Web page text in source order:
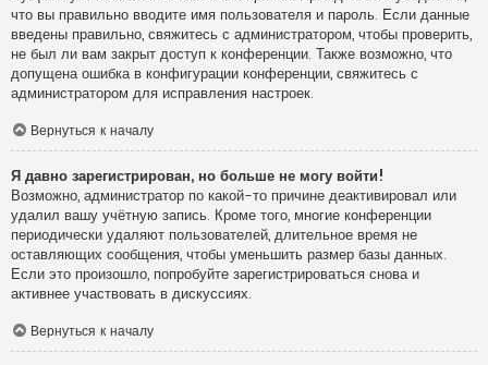
что вы правильно вводите имя пользователя и пароль. Если данные
введены правильно, свяжитесь с администратором, чтобы проверить,
не был ли вам закрыт доступ к конференции. Также возможно, что
допущена ошибка в конфигурации конференции, свяжитесь с
администратором для исправления настроек.
Вернуться к началу
Я давно зарегистрирован, но больше не могу войти!
Возможно, администратор по какой-то причине деактивировал или
удалил вашу учётную запись. Кроме того, многие конференции
периодически удаляют пользователей, длительное время не
оставляющих сообщения, чтобы уменьшить размер базы данных.
Если это произошло, попробуйте зарегистрироваться снова и
активнее участвовать в дискуссиях.
Вернуться к началу